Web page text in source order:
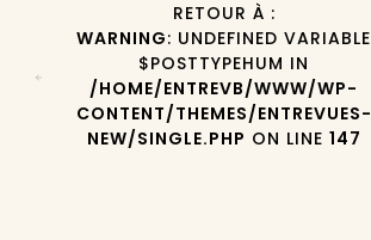
RETOUR À :
WARNING: UNDEFINED VARIABLE
$POSTTYPEHUM IN
/HOME/ENTREVB/WWW/WP-
CONTENT/THEMES/ENTREVUES-
NEW/SINGLE.PHP ON LINE 147